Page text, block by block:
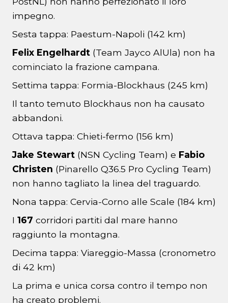
impegno.
Sesta tappa: Paestum-Napoli (142 km)
Felix Engelhardt (Team Jayco AlUla) non ha
cominciato la frazione campana.
Settima tappa: Formia-Blockhaus (245 km)
Il tanto temuto Blockhaus non ha causato
abbandoni.
Ottava tappa: Chieti-fermo (156 km)
Jake Stewart (NSN Cycling Team) e Fabio
Christen (Pinarello Q36.5 Pro Cycling Team)
non hanno tagliato la linea del traguardo.
Nona tappa: Cervia-Corno alle Scale (184 km)
I 167 corridori partiti dal mare hanno
raggiunto la montagna.
Decima tappa: Viareggio-Massa (cronometro
di 42 km)
La prima e unica corsa contro il tempo non
ha creato problemi.